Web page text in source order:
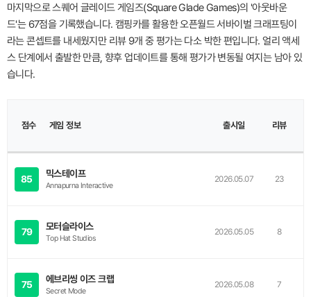
마지막으로 스퀘어 글레이드 게임즈(Square Glade Games)의 '아웃바운
드'는 67점을 기록했습니다. 캠핑카를 활용한 오픈월드 서바이벌 크래프팅이
라는 콘셉트를 내세웠지만 리뷰 9개 중 평가는 다소 박한 편입니다. 얼리 액세
스 단계에서 출발한 만큼, 향후 업데이트를 통해 평가가 변동될 여지는 남아 있
습니다.
점수
미게임 정보 출시일 리뷰
85 믹스테이프
Annapurna Interactive
2026.05.07 23
79 모터슬라이스
Top Hat Studios
2026.05.05 8
75 에브리씽 이즈 크랩
Secret Mode
2026.05.08 7